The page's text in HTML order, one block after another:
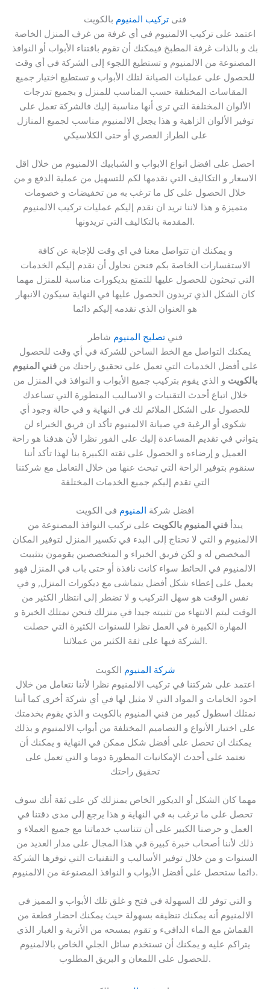
فنى تركيب المنيوم بالكويت
اعتمد على تركيب الالمنيوم في أي غرفة من غرف المنزل الخاصة
بك و بالذات غرفة المطبخ فيمكنك أن تقوم باقتناء الأبواب أو النوافذ
المصنوعة من الالمنيوم و تستطيع اللجوء إلى الشركة في أي وقت
للحصول على عمليات الصيانة لتلك الأبواب و تستطيع اختيار جميع
المقاسات المختلفة حسب المناسب للمنزل و بجميع تدرجات
الألوان المختلفة التي ترى أنها مناسبة إليك فالشركة تعمل على
توفير الألوان الزاهية و هذا يجعل الالمنيوم مناسب لجميع المنازل
على الطراز العصري أو حتى الكلاسيكي
احصل على افضل انواع الابواب و الشبابيك الالمنيوم من خلال اقل
الاسعار و التكاليف التي نقدمها لكم للتسهيل من عملية الدفع و من
خلال الحصول على كل ما ترغب به من تخفيضات و خصومات
متميزة و هذا لاننا نريد ان نقدم إليكم عمليات تركيب الالمنيوم
المقدمة بالتكاليف التي تريدونها.
و يمكنك ان تتواصل معنا في اي وقت للإجابة عن كافة
الاستفسارات الخاصة بكم فنحن نحاول أن نقدم إليكم الخدمات
التي تبحثون للحصول عليها للتمتع بديكورات مناسبة للمنزل مهما
كان الشكل الذي تريدون الحصول عليها في النهاية سيكون الانبهار
هو العنوان الذي نقدمه إليكم دائما
فنيتصليح المنيوم شاطر
يمكنك التواصل مع الخط الساخن للشركة في أي وقت للحصول
على أفضل الخدمات التي تعمل على تحقيق راحتك منفني المنيوم
بالكويت و الذي يقوم بتركيب جميع الأبواب و النوافذ في المنزل من
خلال اتباع أحدث التقنيات و الاساليب المتطورة التي تساعدك
للحصول على الشكل الملائم لك في النهاية و في حالة وجود أي
شكوى أو الرغبة في صيانة الالمنيوم تأكد ان فريق الخبراء لن
يتواني في تقديم المساعدة إليك على الفور نظرا لأن هدفنا هو راحة
العميل و إرضاءه و الحصول على ثقته الكبيرة بنا لهذا تأكد أننا
سنقوم بتوفير الراحة التي تبحث عنها من خلال التعامل مع شركتنا
التي تقدم إليكم جميع الخدمات المختلفة
افضل شركة المنيوم فى الكويت
يبدأفني المنيوم بالكويت على تركيب النوافذ المصنوعة من
الالمنيوم و التي لا تحتاج إلى البدء في تكسير المنزل لتوفير المكان
المخصص له و لكن فريق الخبراء و المتخصصين يقومون بتثبيت
الالمنيوم في الحائط سواء كانت نافذة أو حتى باب في المنزل فهو
يعمل على إعطاء شكل أفضل يتماشى مع ديكورات المنزل, و في
نفس الوقت هو سهل التركيب و لا تضطر إلى انتظار الكثير من
الوقت ليتم الانتهاء من تثبيته جيدا في منزلك فنحن نمتلك الخبرة و
المهارة الكبيرة في العمل نظرا للسنوات الكثيرة التي حصلت
الشركة فيها على ثقة الكثير من عملائنا.
شركة المنيوم الكويت
اعتمد على شركتنا في تركيب الالمنيوم نظرا لأننا نتعامل من خلال
اجود الخامات و المواد التي لا مثيل لها في أي شركة أخرى كما أننا
نمتلك اسطول كبير من فني المنيوم بالكويت و الذي يقوم بخدمتك
على اختيار الأنواع و التصاميم المختلفة من أبواب الالمنيوم و بذلك
يمكنك ان تحصل على أفضل شكل ممكن في النهاية و يمكنك أن
تعتمد على أحدث الإمكانيات المطورة دوما و التي تعمل على
تحقيق راحتك
مهما كان الشكل أو الديكور الخاص بمنزلك كن على ثقة أنك سوف
تحصل على ما ترغب به في النهاية و هذا يرجع إلى مدى دقتنا في
العمل و حرصنا الكبير على أن تتناسب خدماتنا مع جميع العملاء و
ذلك لأننا أصحاب خبرة كبيرة في هذا المجال على مدار العديد من
السنوات و من خلال توفير الأساليب و التقنيات التي توفرها الشركة
دائما ستحصل على أفضل الأبواب و النوافذ المصنوعة من الالمنيوم.
و التي توفر لك السهولة في فتح و غلق تلك الأبواب و المميز في
الالمنيوم أنه يمكنك تنظيفه بسهولة حيث يمكنك احضار قطعة من
القماش مع الماء الدافيء و تقوم بمسحه من الأتربة و الغبار الذي
يتراكم عليه و يمكنك أن تستخدم سائل الجلي الخاص بالالمنيوم
للحصول على اللمعان و البريق المطلوب.